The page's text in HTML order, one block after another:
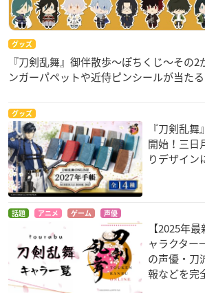
グッズ
『刀剣乱舞』御伴散歩～ぽちくじ～その2
ンガーパペットや近侍ピンシールが当たる
グッズ
『刀剣乱
開始！三日
りデザイン
話題 アニメ ゲーム 声優
【2025年
ャラクター
の声優・刀
報などを完